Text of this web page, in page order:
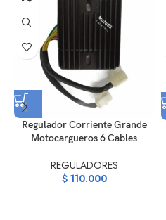
Regulador Corriente Grande
Motocargueros 6 Cables
REGULADORES
$110.000